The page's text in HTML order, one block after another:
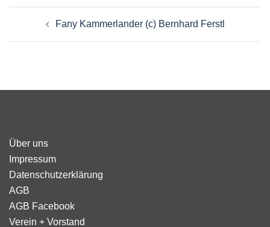
Fany Kammerlander (c) Bernhard Ferstl
Über uns
Impressum
Datenschutzerklärung
AGB
AGB Facebook
Verein + Vorstand